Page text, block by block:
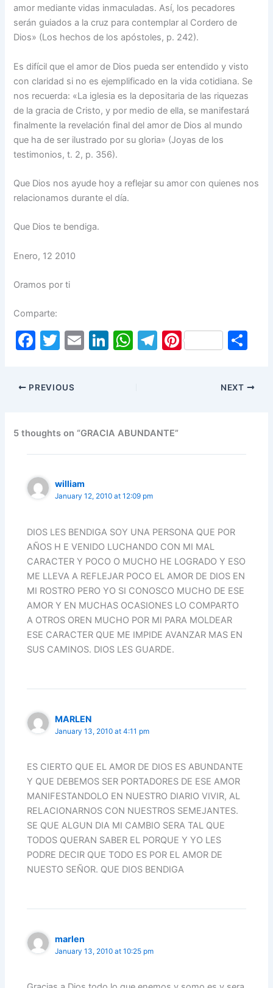
amor mediante vidas inmaculadas. Así, los pecadores
serán guiados a la cruz para contemplar al Cordero de
Dios» (Los hechos de los apóstoles, p. 242).
Es difícil que el amor de Dios pueda ser entendido y visto
con claridad si no es ejemplificado en la vida cotidiana. Se
nos recuerda: «La iglesia es la depositaria de las riquezas
de la gracia de Cristo, y por medio de ella, se manifestará
finalmente la revelación final del amor de Dios al mundo
que ha de ser ilustrado por su gloria» (Joyas de los
testimonios, t. 2, p. 356).
Que Dios nos ayude hoy a reflejar su amor con quienes nos
relacionamos durante el día.
Que Dios te bendiga.
Enero, 12 2010
Oramos por ti
Comparte:
F
c
o
o
k
T
itt
er
E
Li
n
W
p
p
T
m
Pi
ar
PREVIOUS NEXT
5 thoughts on “GRACIA ABUNDANTE”
william
January 12, 2010 at 12:09 pm
DIOS LES BENDIGA SOY UNA PERSONA QUE POR
AÑOS H E VENIDO LUCHANDO CON MI MAL
CARACTER Y POCO O MUCHO HE LOGRADO Y ESO
ME LLEVA A REFLEJAR POCO EL AMOR DE DIOS EN
MI ROSTRO PERO YO SI CONOSCO MUCHO DE ESE
AMOR Y EN MUCHAS OCASIONES LO COMPARTO
A OTROS OREN MUCHO POR MI PARA MOLDEAR
ESE CARACTER QUE ME IMPIDE AVANZAR MAS EN
SUS CAMINOS. DIOS LES GUARDE.
MARLEN
January 13, 2010 at 4:11 pm
ES CIERTO QUE EL AMOR DE DIOS ES ABUNDANTE
Y QUE DEBEMOS SER PORTADORES DE ESE AMOR
MANIFESTANDOLO EN NUESTRO DIARIO VIVIR, AL
RELACIONARNOS CON NUESTROS SEMEJANTES.
SE QUE ALGUN DIA MI CAMBIO SERA TAL QUE
TODOS QUERAN SABER EL PORQUE Y YO LES
PODRE DECIR QUE TODO ES POR EL AMOR DE
NUESTO SEÑOR. QUE DIOS BENDIGA
marlen
January 13, 2010 at 10:25 pm